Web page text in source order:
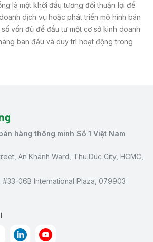
là một khởi đầu tương đối thuận lợi để
dịch vụ hoặc phát triển mô hình bán
vốn đủ để đầu tư một cơ sở kinh doanh
ban đầu và duy trì hoạt động trong
hàng thông minh Số 1 Việt Nam
An Khanh Ward, Thu Duc City, HCMC,
#33-06B International Plaza, 079903